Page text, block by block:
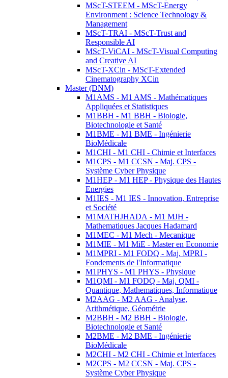
MScT-STEEM - MScT-Energy
Environment : Science Technology &
Management
MScT-TRAI - MScT-Trust and
Responsible AI
MScT-ViCAI - MScT-Visual Computing
and Creative AI
MScT-XCin - MScT-Extended
Cinematography XCin
Master (DNM)
M1AMS - M1 AMS - Mathématiques
Appliquées et Statistiques
M1BBH - M1 BBH - Biologie,
Biotechnologie et Santé
M1BME - M1 BME - Ingénierie
BioMédicale
M1CHI - M1 CHI - Chimie et Interfaces
M1CPS - M1 CCSN - Maj. CPS -
Système Cyber Physique
M1HEP - M1 HEP - Physique des Hautes
Energies
M1IES - M1 IES - Innovation, Entreprise
et Société
M1MATHJHADA - M1 MJH -
Mathematiques Jacques Hadamard
M1MEC - M1 Mech - Mecanique
M1MIE - M1 MiE - Master en Economie
M1MPRI - M1 FODQ - Maj. MPRI -
Fondements de l'Informatique
M1PHYS - M1 PHYS - Physique
M1QMI - M1 FODQ - Maj. QMI -
Quantique, Mathematiques, Informatique
M2AAG - M2 AAG - Analyse,
Arithmétique, Géométrie
M2BBH - M2 BBH - Biologie,
Biotechnologie et Santé
M2BME - M2 BME - Ingénierie
BioMédicale
M2CHI - M2 CHI - Chimie et Interfaces
M2CPS - M2 CCSN - Maj. CPS -
Système Cyber Physique